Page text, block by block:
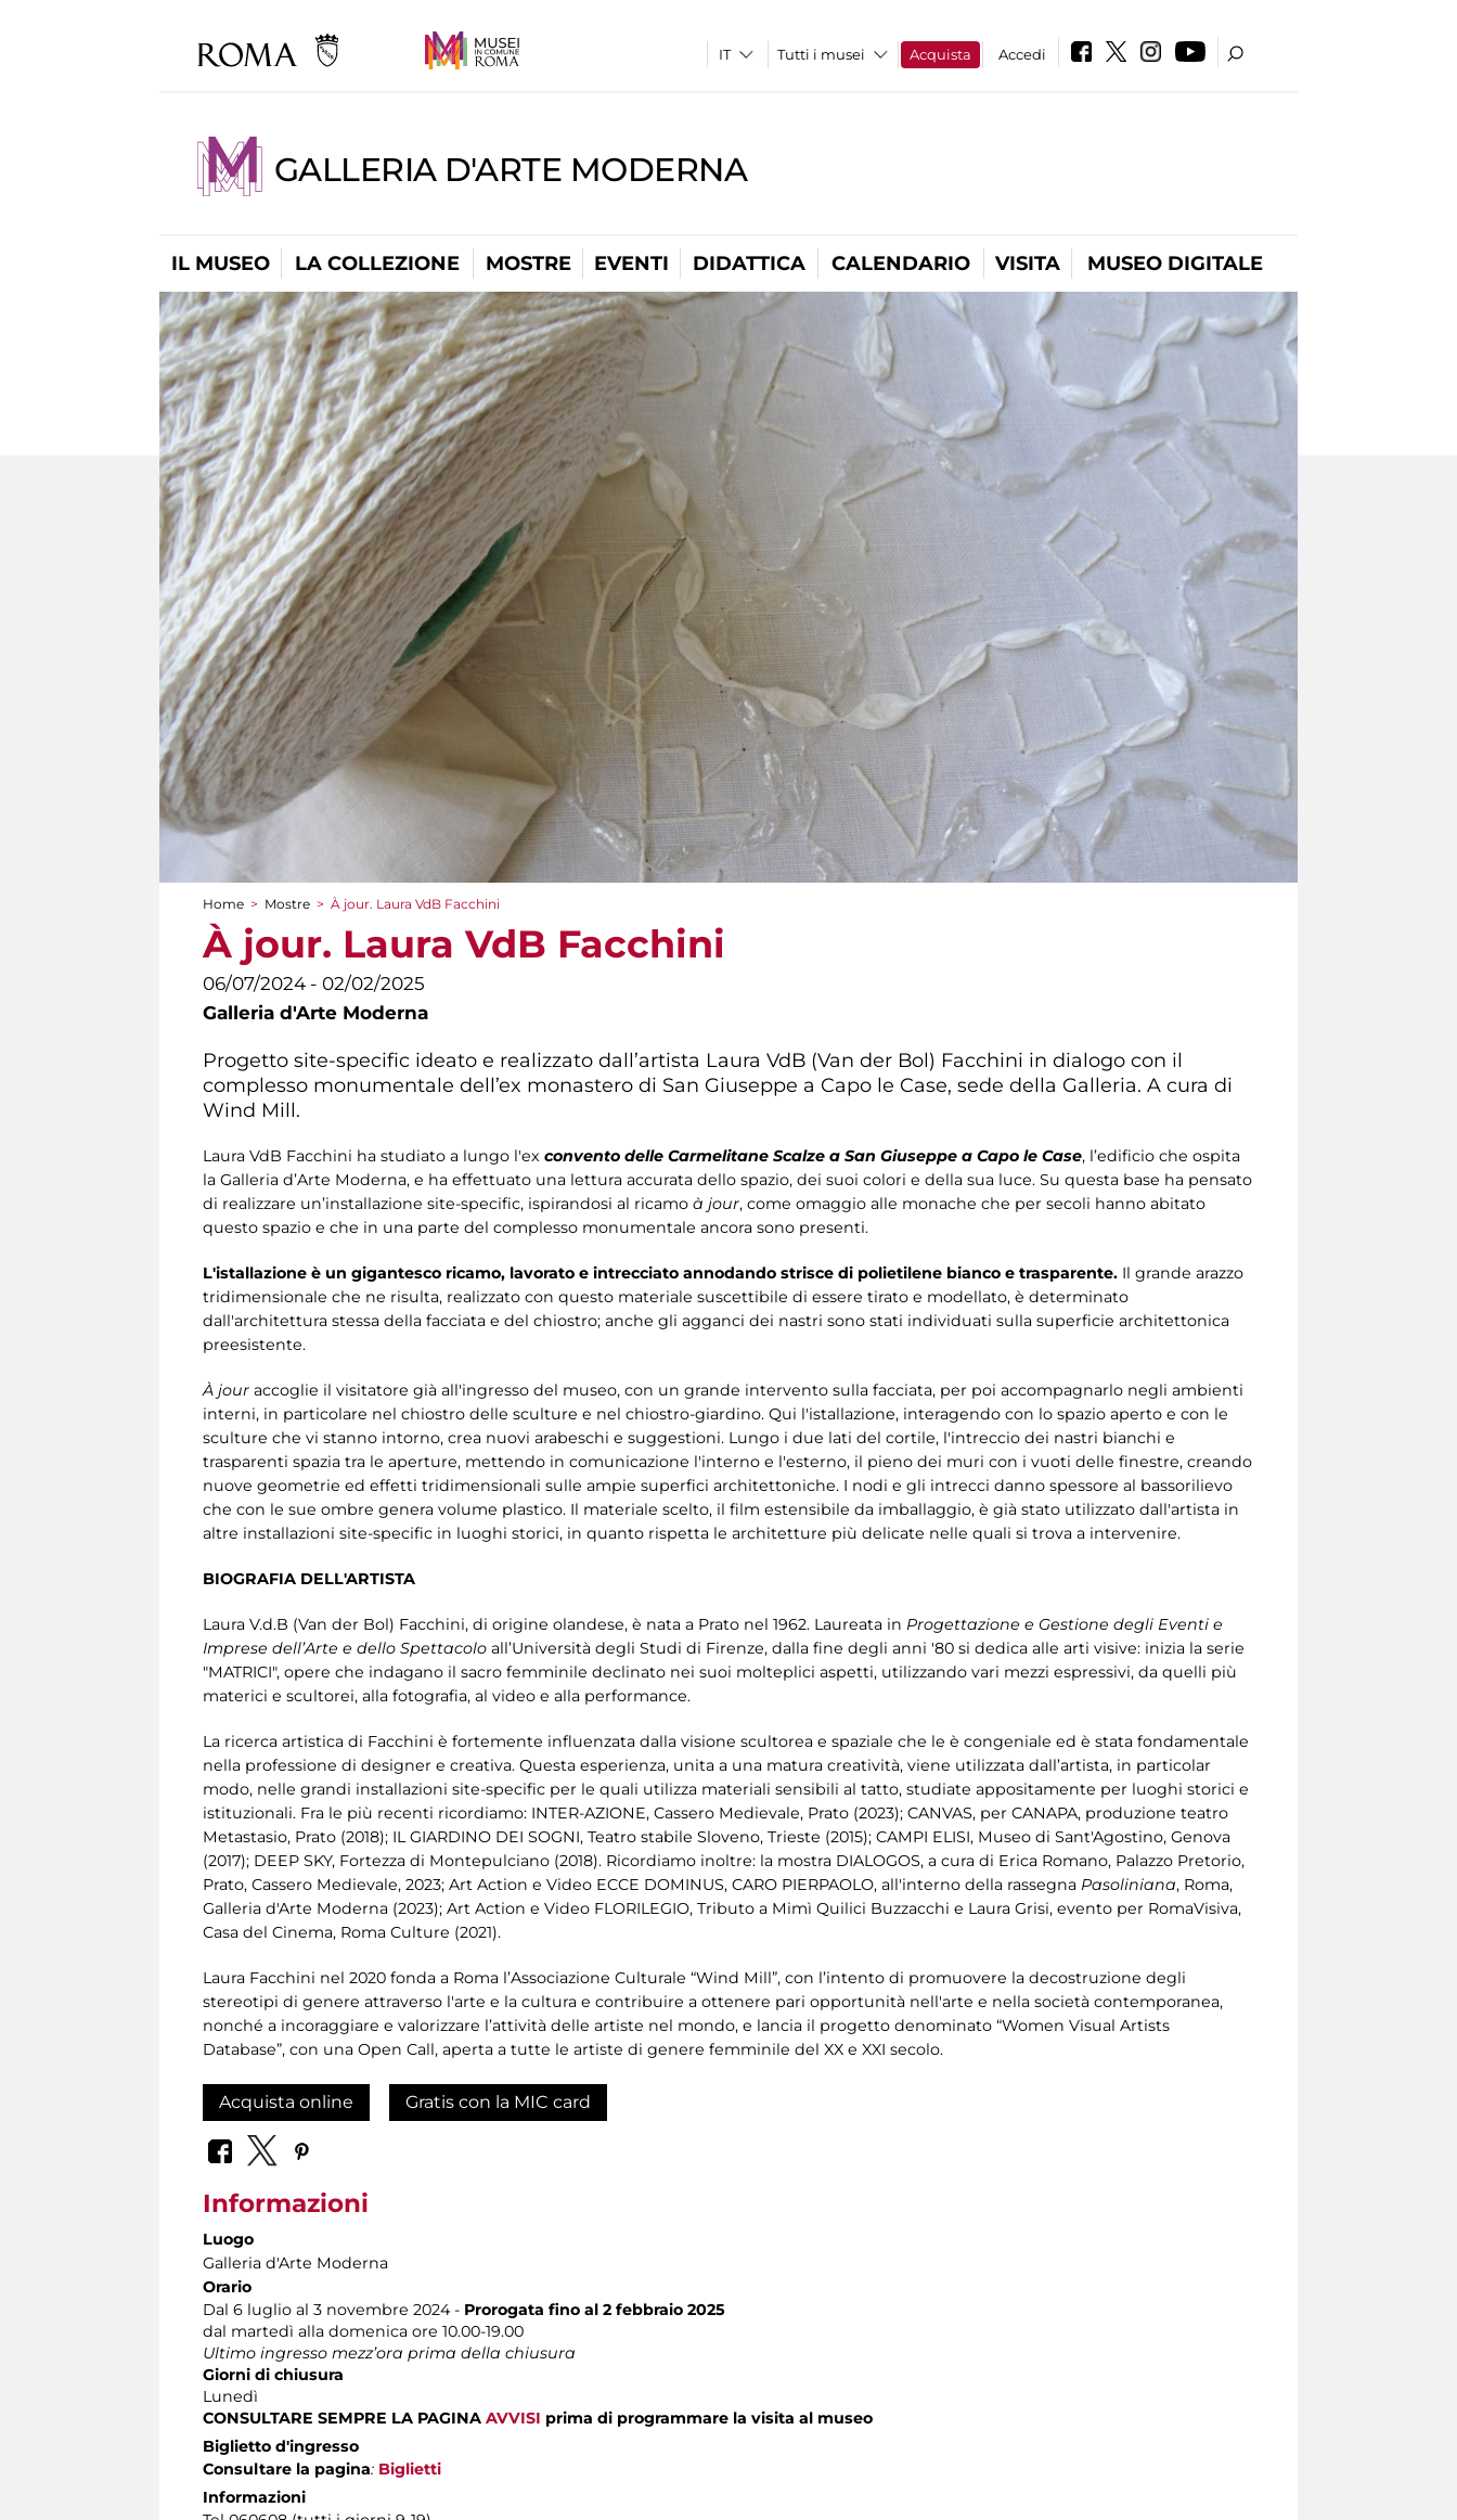
Tutti i musei Acquista Accedi
GALLERIA D'ARTE MODERNA
IL MUSEO LA COLLEZIONE MOSTRE EVENTI DIDATTICA CALENDARIO VISITA MUSEO DIGITALE
Tu sei qui
Home > Mostre > À jour. Laura VdB Facchini
À jour. Laura VdB Facchini
06/07/2024 - 02/02/2025
Galleria d'Arte Moderna
Progetto site-specific ideato e realizzato dall’artista Laura VdB (Van der Bol) Facchini in dialogo con il
complesso monumentale dell’ex monastero di San Giuseppe a Capo le Case, sede della Galleria. A cura di
Wind Mill.
Laura VdB Facchini ha studiato a lungo l'ex convento delle Carmelitane Scalze a San Giuseppe a Capo le Case, l’edificio che ospita
la Galleria d’Arte Moderna, e ha effettuato una lettura accurata dello spazio, dei suoi colori e della sua luce. Su questa base ha pensato
di realizzare un’installazione site-specific, ispirandosi al ricamo à jour, come omaggio alle monache che per secoli hanno abitato
questo spazio e che in una parte del complesso monumentale ancora sono presenti.
L'istallazione è un gigantesco ricamo, lavorato e intrecciato annodando strisce di polietilene bianco e trasparente. Il grande arazzo
tridimensionale che ne risulta, realizzato con questo materiale suscettibile di essere tirato e modellato, è determinato
dall'architettura stessa della facciata e del chiostro; anche gli agganci dei nastri sono stati individuati sulla superficie architettonica
preesistente.
À jour accoglie il visitatore già all'ingresso del museo, con un grande intervento sulla facciata, per poi accompagnarlo negli ambienti
interni, in particolare nel chiostro delle sculture e nel chiostro-giardino. Qui l'istallazione, interagendo con lo spazio aperto e con le
sculture che vi stanno intorno, crea nuovi arabeschi e suggestioni. Lungo i due lati del cortile, l'intreccio dei nastri bianchi e
trasparenti spazia tra le aperture, mettendo in comunicazione l'interno e l'esterno, il pieno dei muri con i vuoti delle finestre, creando
nuove geometrie ed effetti tridimensionali sulle ampie superfici architettoniche. I nodi e gli intrecci danno spessore al bassorilievo
che con le sue ombre genera volume plastico. Il materiale scelto, il film estensibile da imballaggio, è già stato utilizzato dall'artista in
altre installazioni site-specific in luoghi storici, in quanto rispetta le architetture più delicate nelle quali si trova a intervenire.
BIOGRAFIA DELL'ARTISTA
Laura V.d.B (Van der Bol) Facchini, di origine olandese, è nata a Prato nel 1962. Laureata in Progettazione e Gestione degli Eventi e
Imprese dell’Arte e dello Spettacolo all’Università degli Studi di Firenze, dalla fine degli anni '80 si dedica alle arti visive: inizia la serie
"MATRICI", opere che indagano il sacro femminile declinato nei suoi molteplici aspetti, utilizzando vari mezzi espressivi, da quelli più
materici e scultorei, alla fotografia, al video e alla performance.
La ricerca artistica di Facchini è fortemente influenzata dalla visione scultorea e spaziale che le è congeniale ed è stata fondamentale
nella professione di designer e creativa. Questa esperienza, unita a una matura creatività, viene utilizzata dall’artista, in particolar
modo, nelle grandi installazioni site-specific per le quali utilizza materiali sensibili al tatto, studiate appositamente per luoghi storici e
istituzionali. Fra le più recenti ricordiamo: INTER-AZIONE, Cassero Medievale, Prato (2023); CANVAS, per CANAPA, produzione teatro
Metastasio, Prato (2018); IL GIARDINO DEI SOGNI, Teatro stabile Sloveno, Trieste (2015); CAMPI ELISI, Museo di Sant'Agostino, Genova
(2017); DEEP SKY, Fortezza di Montepulciano (2018). Ricordiamo inoltre: la mostra DIALOGOS, a cura di Erica Romano, Palazzo Pretorio,
Prato, Cassero Medievale, 2023; Art Action e Video ECCE DOMINUS, CARO PIERPAOLO, all'interno della rassegna Pasoliniana, Roma,
Galleria d'Arte Moderna (2023); Art Action e Video FLORILEGIO, Tributo a Mimì Quilici Buzzacchi e Laura Grisi, evento per RomaVisiva,
Casa del Cinema, Roma Culture (2021).
Laura Facchini nel 2020 fonda a Roma l’Associazione Culturale “Wind Mill”, con l’intento di promuovere la decostruzione degli
stereotipi di genere attraverso l'arte e la cultura e contribuire a ottenere pari opportunità nell'arte e nella società contemporanea,
nonché a incoraggiare e valorizzare l’attività delle artiste nel mondo, e lancia il progetto denominato “Women Visual Artists
Database”, con una Open Call, aperta a tutte le artiste di genere femminile del XX e XXI secolo.
Acquista online Gratis con la MIC card
Informazioni
Luogo
Galleria d'Arte Moderna
Orario
Dal 6 luglio al 3 novembre 2024 - Prorogata fino al 2 febbraio 2025
dal martedì alla domenica ore 10.00-19.00
Ultimo ingresso mezz’ora prima della chiusura
Giorni di chiusura
Lunedì
CONSULTARE SEMPRE LA PAGINA AVVISI prima di programmare la visita al museo
Biglietto d'ingresso
Consultare la pagina: Biglietti
Informazioni